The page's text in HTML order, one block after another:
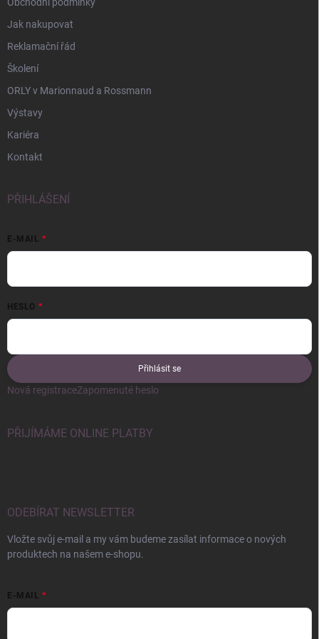
Obchodní podmínky
Jak nakupovat
Reklamační řád
Školení
ORLY v Marionnaud a Rossmann
Výstavy
Kariéra
Kontakt
PŘIHLÁŠENÍ
E-MAIL
HESLO
Přihlásit se
Nová registraceZapomenuté heslo
PŘIJÍMÁME ONLINE PLATBY
ODEBÍRAT NEWSLETTER
Vložte svůj e-mail a my vám budeme zasílat informace o nových
produktech na našem e-shopu.
E-MAIL